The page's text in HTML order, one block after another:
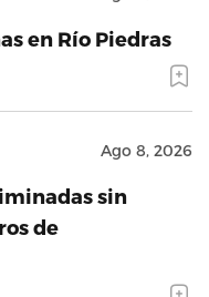
en Río Piedras
Ago 8, 2026
sin
de